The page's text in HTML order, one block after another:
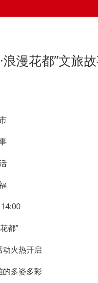
漫花都”文旅
都”
火热开启
的多姿多彩